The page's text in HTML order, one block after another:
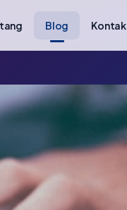
Blog Kontak